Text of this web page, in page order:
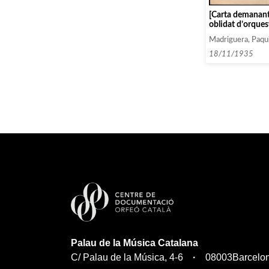
[Carta
oblidat
de Grieg]
Madriguera,
18/11/1935
Palau de la Música Catalana
C/ Palau de la Música, 4-6
08003